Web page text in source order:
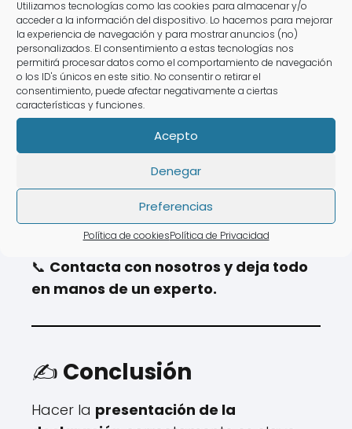
Utilizamos tecnologías como las cookies para almacenar y/o
acceder a la información del dispositivo. Lo hacemos para mejorar
la experiencia de navegación y para mostrar anuncios (no)
personalizados. El consentimiento a estas tecnologías nos
permitirá procesar datos como el comportamiento de navegación
o los ID's únicos en este sitio. No consentir o retirar el
consentimiento, puede afectar negativamente a ciertas
características y funciones.
Acepto
Denegar
Preferencias
Política de cookiesPolítica de Privacidad
EnAsesoraTech, nos consideramos
profesionales en la campaña de la
renta y te brindamos:
✅Asesoramiento personalizado.
✅Presentación de la declaración
rápida y sin errores.
Servicio online, por teléfono o
presencial.
Gestiones destacadas para
maximizar tus beneficios fiscales.
📞 Contacta con nosotros y deja todo
en manos de un experto.
✍️ Conclusión
Hacer la presentación de la